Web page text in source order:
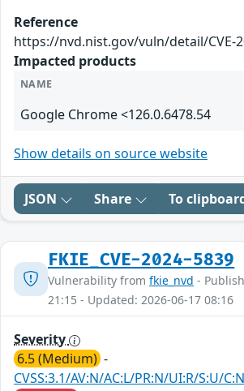
Reference
https://nvd.nist.gov/vuln/detail/CVE-
Impacted products
NAME
Google Chrome <126.0.6478.54
Show details on source website
JSON Share To
FKIE_CVE-2024-5839
Vulnerability from fkie_nvd -
21:15 - Updated: 2026-06-17 08:16
Severity
6.5 (Medium) -
CVSS:3.1/AV:N/AC:L/PR:N/UI:R/S:U/